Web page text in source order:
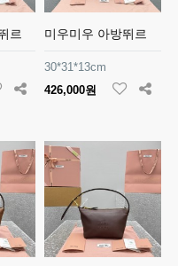
르 미우미우 아방뛰르
30*31*13cm
426,000원